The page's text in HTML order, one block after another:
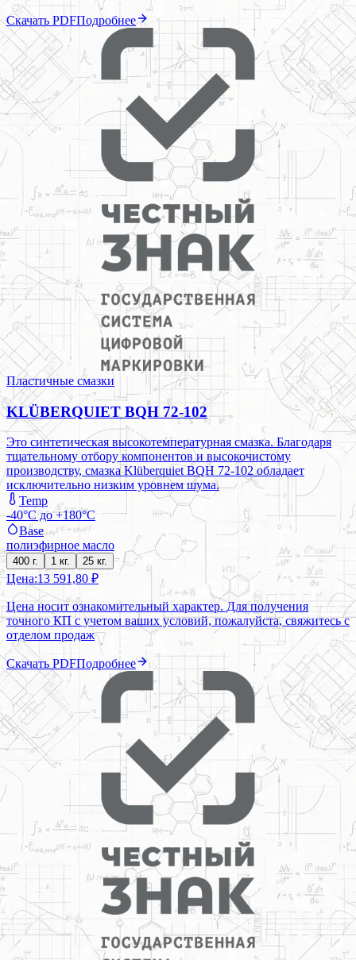
Скачать PDFПодробнее
Пластичные смазки
KLÜBERQUIET BQH 72-102
Это синтетическая высокотемпературная смазка. Благодаря
тщательному отбору компонентов и высокочистому
производству, смазка Klüberquiet BQH 72-102 обладает
исключительно низким уровнем шума.
Temp
-40°C до +180°C
Base
полиэфирное масло
400 г. 1 кг. 25 кг.
Цена:13 591,80 ₽
Цена носит ознакомительный характер. Для получения
точного КП с учетом ваших условий, пожалуйста, свяжитесь с
отделом продаж
Скачать PDFПодробнее